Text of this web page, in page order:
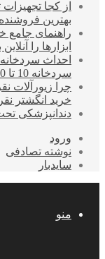
از کجا
بهترین فروشنده
راهنمای جامع
ابزارها را
احداث
سردخانه 10 تا 10000 تنی
چرا زیورآلات
خرید انگشتر
دندانپزشکی
ورود
نوشته تصادفی
سایدبار
منو